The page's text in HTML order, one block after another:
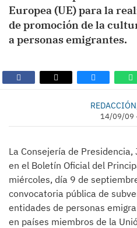
Europea (UE) para la
de promoción de la
a personas emigrantes.
14/09/09
La Consejería de
en el Boletín Oficial del
miércoles, día 9 de
convocatoria pública de
entidades de personas
en países miembros de la